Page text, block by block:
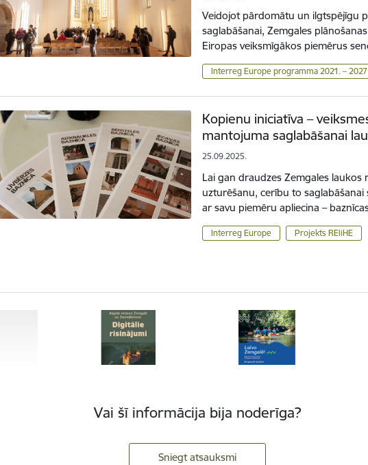
Veidojot pārdomātu un ilgtspējīgu
saglabāšanai, Zemgales
Eiropas veiksmīgākos piemērus
Interreg Europe programma 2021. –
Kopienu iniciatīva –
mantojuma saglabāšanai
25.09.2025.
Lai gan draudzes Zemgales
uzturēšanu, cerību to saglabāšanai
ar savu piemēru apliecina –
Interreg Europe Projekts REliHE
Vai šī informācija bija noderīga?
Sniegt atsauksmi